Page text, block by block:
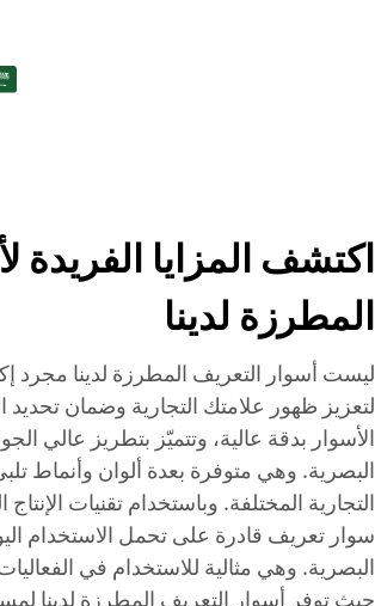
اكتشف المزايا الفريدة
المطرزة لدينا
ليست أسوار التعريف المطرزة لدينا
لتعزيز ظهور علامتك التجارية وضمان
الأسوار بدقة عالية، وتتميّز بتطريز عالي
البصرية. وهي متوفرة بعدة ألوان وأنماط
التجارية المختلفة. وباستخدام تقنيات
سوار تعريف قادرة على تحمل الاستخدام
البصرية. وهي مثالية للاستخدام في
حيث توفر أسوار التعريف المطرزة لدينا